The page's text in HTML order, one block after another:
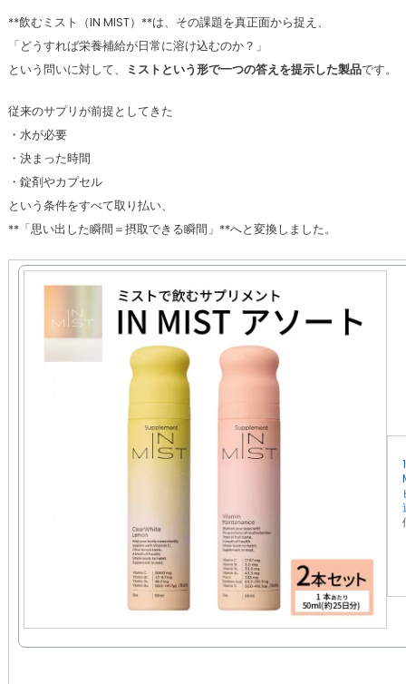
**飲むミスト（IN MIST）**は、その課題を真正面から捉え、
「どうすれば栄養補給が日常に溶け込むのか？」
という問いに対して、
ミストという形で一つの答えを提示した製品です。
従来のサプリが前提としてきた
・水が必要
・決まった時間
・錠剤やカプセル
という条件をすべて取り払い、
**「思い出した瞬間＝摂取できる瞬間」**へと変換しました。